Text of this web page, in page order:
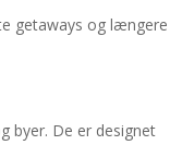
getaways og længere
byer. De er designet